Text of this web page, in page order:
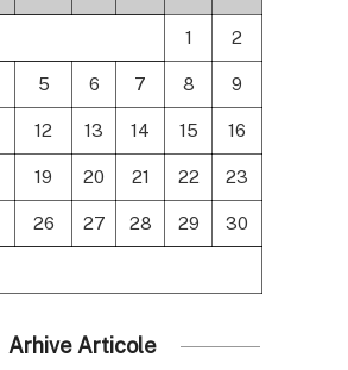
1 2
5 6 7 8 9
12 13 14 15 16
19 20 21 22 23
26 27 28 29 30
Arhive Articole